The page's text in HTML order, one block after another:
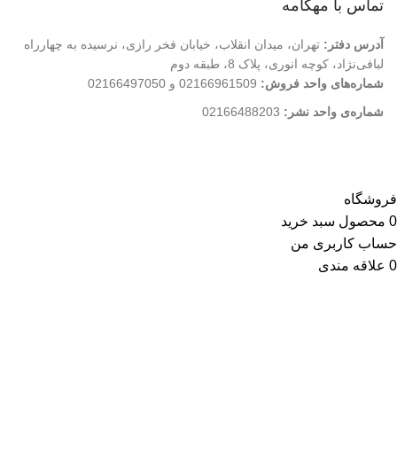
تماس با مهکامه
آدرس دفتر: تهران، میدان انقلاب، خیابان فخر رازی، نرسیده به چهارراه
لبافی‌نژاد، کوچه انوری، پلاک 8، طبقه دوم
شماره‌های واحد فروش: 02166961509 و 02166497050
شماره‌‌ی واحد نشر:
فروشگاه
0 محصول سبد خرید
حساب کاربری من
0 علاقه مندی